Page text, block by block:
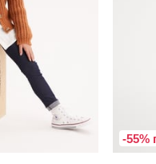
-55%